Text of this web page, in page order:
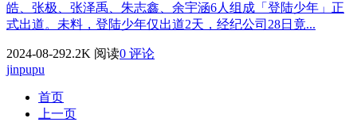
皓、张极、张泽禹、朱志鑫、余宇涵6人组成「登陆少年」正
式出道。未料，登陆少年仅出道2天，经纪公司28日竟...
2024-08-292.2K 阅读0 评论
jinpupu
首页
上一页